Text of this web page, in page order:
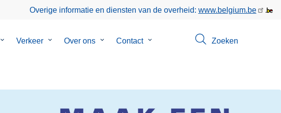
Overige informatie en diensten van de overheid: www.belgium.be
Submenu
Verkeer
SubmenuOver ons
Submenu
Contact
Submenu
Zoeken